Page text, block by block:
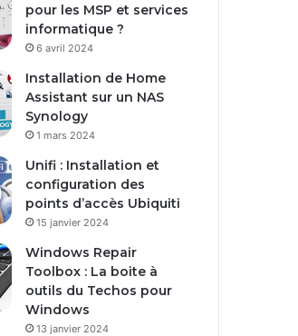
pour les MSP et services
informatique ?
6 avril 2024
Installation de Home
Assistant sur un NAS
Synology
1 mars 2024
Unifi : Installation et
configuration des
points d’accès Ubiquiti
15 janvier 2024
Windows Repair
Toolbox : La boite à
outils du Techos pour
Windows
13 janvier 2024